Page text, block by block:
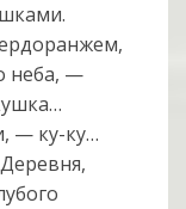
неба, —
— ку-ку…